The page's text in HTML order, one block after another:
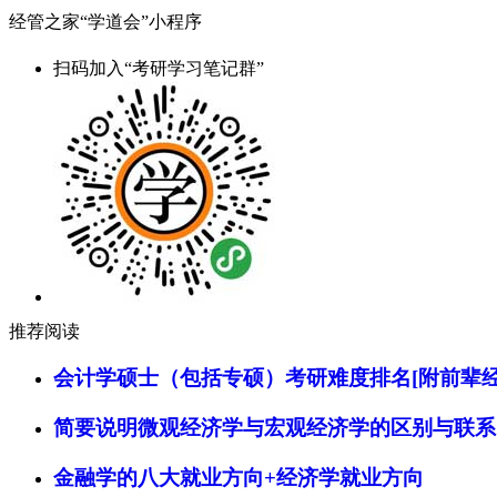
经管之家“学道会”小程序
扫码加入“考研学习笔记群”
推荐阅读
会计学硕士（包括专硕）考研难度排名[附前辈
简要说明微观经济学与宏观经济学的区别与联系
金融学的八大就业方向+经济学就业方向